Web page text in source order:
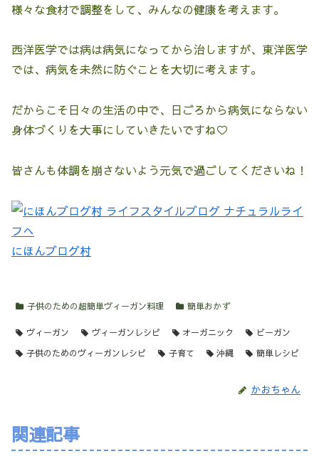
様々な食材で調整をして、みんなの健康を考えます。
西洋医学では病は病気になってから治しますが、東洋医学
では、病気を未然に防ぐことを大切に考えます。
だからこそ日々の生活の中で、日ごろから病気にならない
身体づくりを大事にしていきたいですね♡
皆さんも体調を崩さないよう元気で過ごしてくださいね！
にほんブログ村
子供のための超簡単ヴィーガン料理 簡単おかず
ヴィーガン ヴィーガンレシピ オーガニック
ビーガン
子供のためのヴィーガンレシピ
子育て 沖縄 簡単レシピ
かおちゃん
関連記事